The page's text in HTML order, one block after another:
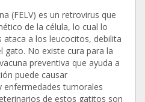
(FELV) es un retrovirus que
de la célula, lo cual lo
ataca a los leucocitos, debilita
gato. No existe cura para la
preventiva que ayuda a
puede causar
enfermedades tumorales
de estos gatitos son